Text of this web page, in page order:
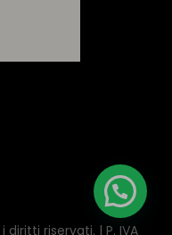
diritti riservati. | P. IVA